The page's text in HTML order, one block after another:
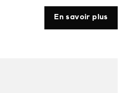
En savoir plus